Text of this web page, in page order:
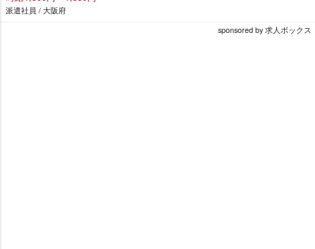
派遣社員 / 大阪府
sponsored by 求人ボックス